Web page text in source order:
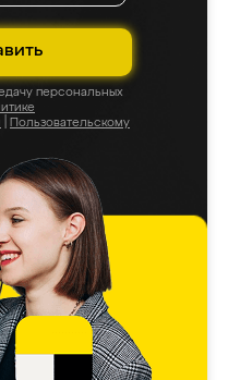
персональных
Пользовательскому